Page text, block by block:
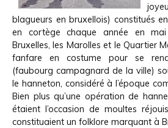
blagueurs en bruxellois) constitués
en cortège chaque année en
Bruxelles, les Marolles et le Quartier
fanfare en costume pour se
(faubourg campagnard de la ville)
le hanneton, considéré à l’époque
Bien plus qu’une opération de
étaient l’occasion de moultes
constituaient un folklore marquant à